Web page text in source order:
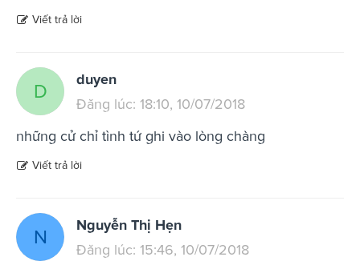
Viết trả lời
D
duyen
Đăng lúc: 18:10, 10/07/2018
những cử chỉ tình tứ ghi vào lòng chàng
Viết trả lời
N
Nguyễn Thị Hẹn
Đăng lúc: 15:46, 10/07/2018